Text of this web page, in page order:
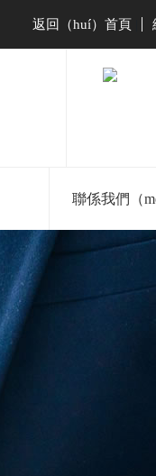
返回（huí）首頁
181-
138-2527-
聯係我們（